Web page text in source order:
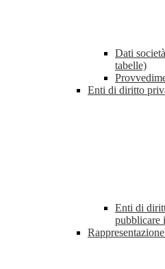
Dati
tabelle)
Enti di diritto
Enti di
pubblicare